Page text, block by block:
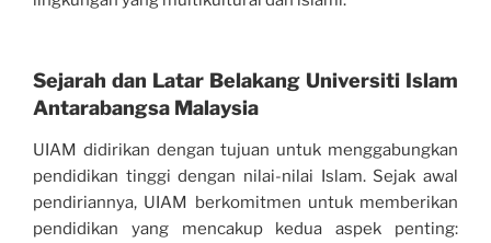
Sejarah dan Latar Belakang Universiti Islam
Antarabangsa Malaysia
UIAM didirikan dengan tujuan untuk menggabungkan
pendidikan tinggi dengan nilai-nilai Islam. Sejak awal
pendiriannya, UIAM berkomitmen untuk memberikan
pendidikan yang mencakup kedua aspek penting: